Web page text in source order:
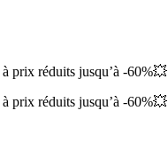
prix réduits jusqu’à -60%💥
prix réduits jusqu’à -60%💥